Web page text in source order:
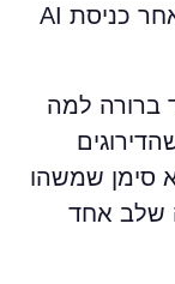
עלייה בשיעור חיפושי Zero-Click לאחר כניסת AI
למה
סימן שמשהו
אחד